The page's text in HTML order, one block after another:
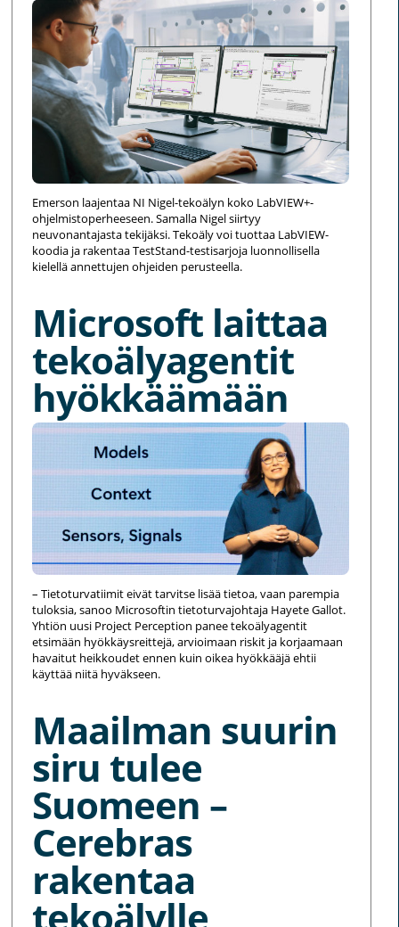
Emerson laajentaa NI Nigel-tekoälyn koko LabVIEW+-
ohjelmistoperheeseen. Samalla Nigel siirtyy
neuvonantajasta tekijäksi. Tekoäly voi tuottaa LabVIEW-
koodia ja rakentaa TestStand-testisarjoja luonnollisella
kielellä annettujen ohjeiden perusteella.
Microsoft laittaa
tekoälyagentit
hyökkäämään
– Tietoturvatiimit eivät tarvitse lisää tietoa, vaan parempia
tuloksia, sanoo Microsoftin tietoturvajohtaja Hayete Gallot.
Yhtiön uusi Project Perception panee tekoälyagentit
etsimään hyökkäysreittejä, arvioimaan riskit ja korjaamaan
havaitut heikkoudet ennen kuin oikea hyökkääjä ehtii
käyttää niitä hyväkseen.
Maailman suurin
siru tulee
Suomeen –
Cerebras
rakentaa
tekoälylle